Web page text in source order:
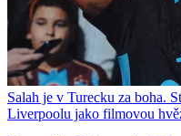
Salah je v Turecku za boha.
Liverpoolu jako filmovou